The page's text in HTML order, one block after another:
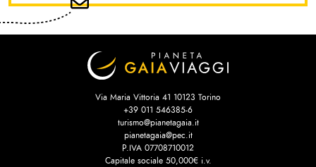
Via Maria Vittoria 41 10123 Torino
+39 011 546385-6
turismo@pianetagaia.it
pianetagaia@pec.it
P.IVA 07708710012
Capitale sociale 50,000€ i.v.